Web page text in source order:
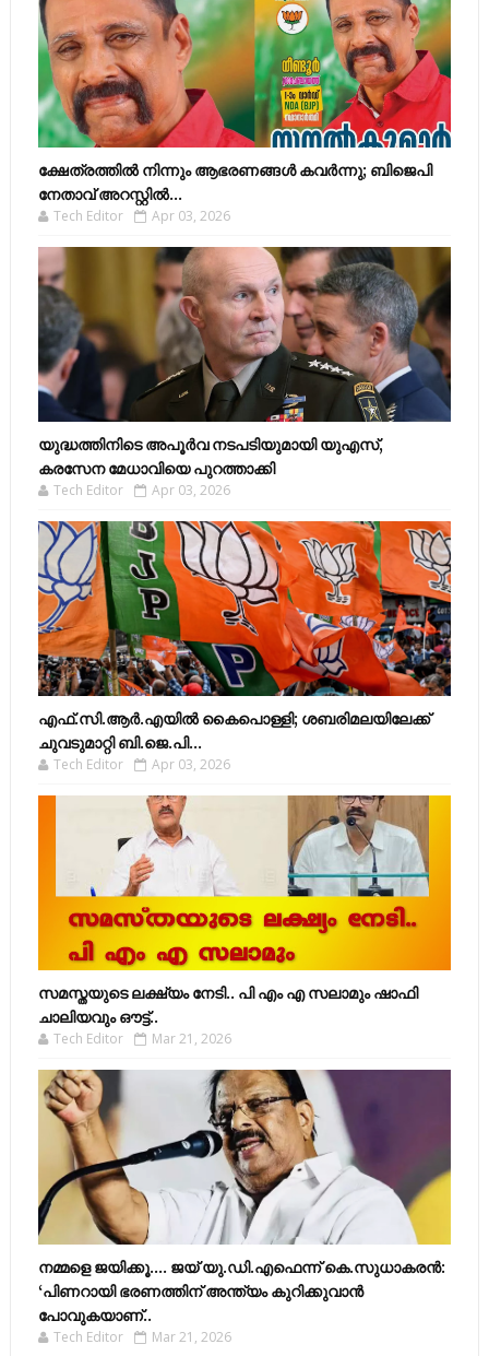
ക്ഷേത്രത്തിൽ നിന്നും ആഭരണങ്ങൾ കവർന്നു; ബിജെപി
നേതാവ് അറസ്റ്റിൽ...
Tech Editor Apr 03, 2026
യുദ്ധത്തിനിടെ അപൂർവ നടപടിയുമായി യുഎസ്,
കരസേന മേധാവിയെ പുറത്താക്കി
Tech Editor Apr 03, 2026
എഫ്​.സി.ആർ.എയിൽ കൈപൊള്ളി; ശബരിമലയിലേക്ക്​
ചുവടുമാറ്റി ബി.ജെ.പി...
Tech Editor Apr 03, 2026
സമസ്തയുടെ ലക്ഷ്യം നേടി.. പി എം എ സലാമും ഷാഫി
ചാലിയവും ഔട്ട്..
Tech Editor Mar 21, 2026
നമ്മളെ ജയിക്കൂ.... ജയ് യു.ഡി.എഫെന്ന് കെ.സുധാകരൻ:
‘പിണറായി ഭരണത്തിന് അന്ത്യം കുറിക്കുവാൻ
പോവുകയാണ്..
Tech Editor Mar 21, 2026